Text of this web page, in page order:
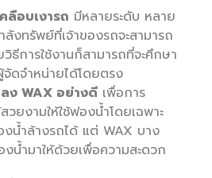
ลือบเงารถ มีหลายระดับ หลาย
งทรัพย์ที่เจ้าของรถจะสามารถ
ธีการใช้งานก็สามารถที่จะศึกษา
จัดจำหน่ายได้โดยตรง
ง WAX อย่างดี เพื่อการ
วยงามให้ใช้ฟองน้ำโดยเฉพาะ
งน้ำล้างรถได้ แต่ WAX บาง
น้ำมาให้ด้วยเพื่อความสะดวก